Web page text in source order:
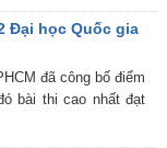
Đại học Quốc gia
đã công bố điểm
bài thi cao nhất đạt